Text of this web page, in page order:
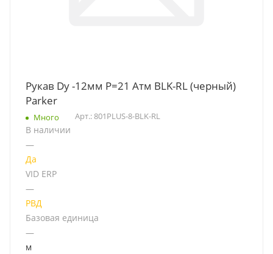
Рукав Dy -12мм P=21 Атм BLK-RL (черный)
Parker
Много Арт.: 801PLUS-8-BLK-RL
В наличии
—
Да
VID ERP
—
РВД
Базовая единица
—
м